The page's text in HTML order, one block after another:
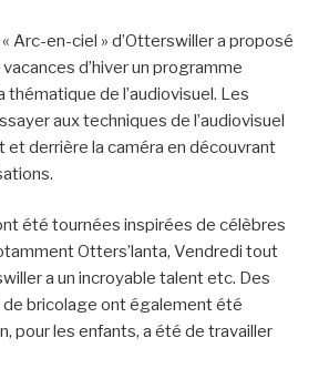
« Arc-en-ciel » d’Otterswiller a proposé
d’hiver un programme
thématique de l’audiovisuel. Les
aux techniques de l’audiovisuel
et derrière la caméra en découvrant
été tournées inspirées de célèbres
Otters’lanta, Vendredi tout
a un incroyable talent etc. Des
bricolage ont également été
pour les enfants, a été de travailler